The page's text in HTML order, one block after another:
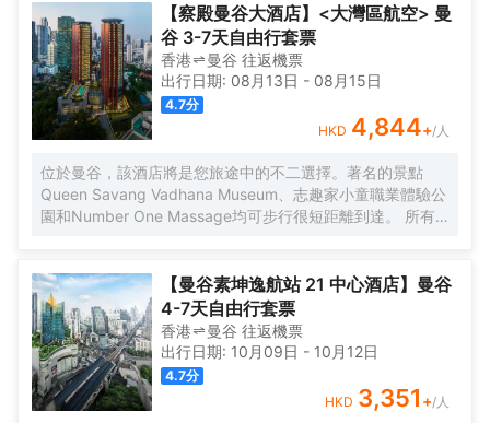
公園的綠色風景。並且，這裏的溝通也非常方便，離MRT山
燕站及BTS沙拉鈴站很近。
【察殿曼谷大酒店】<大灣區航空> 曼
谷 3-7天自由行套票
香港 曼谷 往返機票
出行日期: 08月13日 - 08月15日
4.7分
HKD 4,844+/人
位於曼谷，該酒店將是您旅途中的不二選擇。著名的景點
Queen Savang Vadhana Museum、志趣家小童職業體驗公
園和Number One Massage均可步行很短距離到達。 所有
備好瓶裝水，以滿足您的飲水需求。倘若您在忙碌的一天後
想在自己的客房內放鬆，提供拖鞋和吹風機的客房浴室是不
錯的選擇。酒店設有咖啡廳，您可在這裏放鬆身心，享受貼
心的服務。旅客想要在自己的房間邊聽音樂邊享受美食，衹
需呼叫送餐服務。如果您覺得在入住飲食方面僅限於此，那
不妨去看看附近Nahm（東南亞菜）、Sorn（ศรณ์）（東南
亞菜）和Le Normandie by Alain Roux（西餐）絡繹不絕的
【曼谷素坤逸航站 21 中心酒店】曼谷
4-7天自由行套票
香港 曼谷 往返機票
出行日期: 10月09日 - 10月12日
4.7分
HKD 3,351 +/人